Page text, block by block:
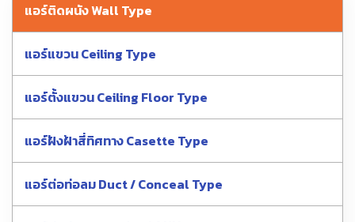
แอร์ติดผนัง Wall Type
แอร์แขวน Ceiling Type
แอร์ตั้งแขวน Ceiling Floor Type
แอร์ฝังฝ้าสี่ทิศทาง Casette Type
แอร์ต่อท่อลม Duct / Conceal Type